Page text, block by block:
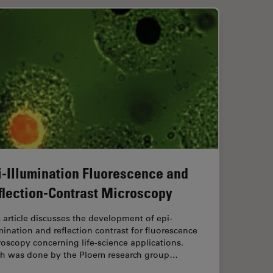
Illumination Fluorescence and
Contrast Microscopy
article discusses the development of epi-
and reflection contrast for fluorescence
concerning life-science applications.
was done by the Ploem research group…